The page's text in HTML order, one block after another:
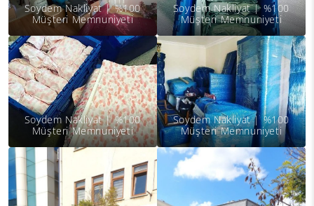
Soydem Nakliyat | %100
Müşteri Memnuniyeti
Soydem Nakliyat | %100
Müşteri Memnuniyeti
Soydem Nakliyat | %100
Müşteri Memnuniyeti
Soydem Nakliyat | %100
Müşteri Memnuniyeti